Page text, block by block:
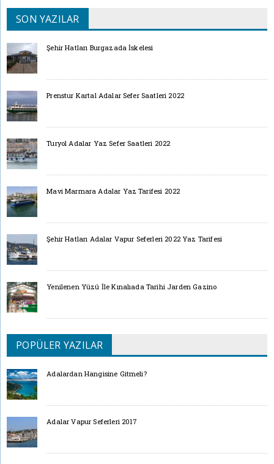
SON YAZILAR
Şehir Hatları Burgazada İskelesi
Prenstur Kartal Adalar Sefer Saatleri 2022
Turyol Adalar Yaz Sefer Saatleri 2022
Mavi Marmara Adalar Yaz Tarifesi 2022
Şehir Hatları Adalar Vapur Seferleri 2022 Yaz Tarifesi
Yenilenen Yüzü İle Kınalıada Tarihi Jarden Gazino
POPÜLER YAZILAR
Adalardan Hangisine Gitmeli?
Adalar Vapur Seferleri 2017